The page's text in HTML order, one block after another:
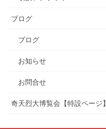
ブログ
ブログ
お知らせ
お問合せ
奇天烈大博覧会【特設ページ】